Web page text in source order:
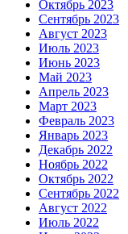
Октябрь 2023
Сентябрь 2023
Август 2023
Июль 2023
Июнь 2023
Май 2023
Апрель 2023
Март 2023
Февраль 2023
Январь 2023
Декабрь 2022
Ноябрь 2022
Октябрь 2022
Сентябрь 2022
Август 2022
Июль 2022